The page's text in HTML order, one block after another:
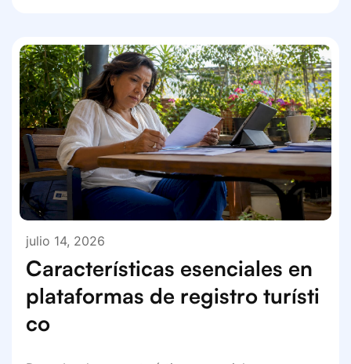
julio 14, 2026
Características esenciales en
plataformas de registro turísti
co